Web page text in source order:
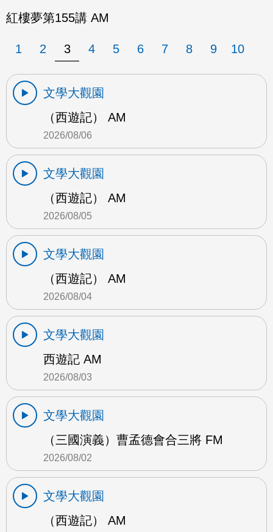
紅樓夢第155講 AM
1 2 3 4 5 6 7 8 9 10
文學大觀園
（西遊記） AM
2026/08/06
文學大觀園
（西遊記） AM
2026/08/05
文學大觀園
（西遊記） AM
2026/08/04
文學大觀園
西遊記 AM
2026/08/03
文學大觀園
（三國演義）曹孟德會合三將 FM
2026/08/02
文學大觀園
（西遊記） AM